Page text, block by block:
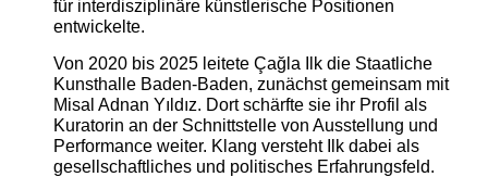
für interdisziplinäre künstlerische Positionen
entwickelte.
Von 2020 bis 2025 leitete Çağla Ilk die Staatliche
Kunsthalle Baden-Baden, zunächst gemeinsam mit
Misal Adnan Yıldız. Dort schärfte sie ihr Profil als
Kuratorin an der Schnittstelle von Ausstellung und
Performance weiter. Klang versteht Ilk dabei als
gesellschaftliches und politisches Erfahrungsfeld.